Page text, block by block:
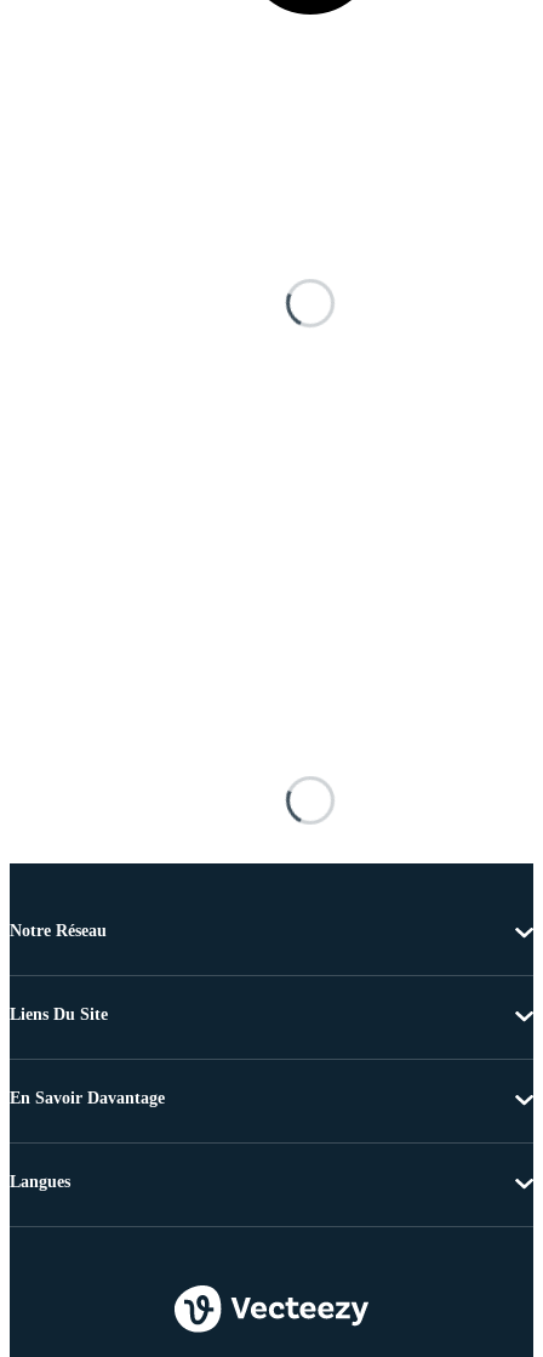
Notre Réseau
Liens Du Site
En Savoir Davantage
Langues